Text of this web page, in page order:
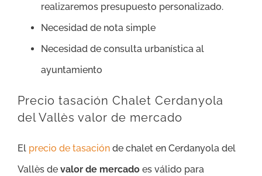
realizaremos presupuesto personalizado.
Necesidad de nota simple
Necesidad de consulta urbanística al
ayuntamiento
Precio tasación Chalet Cerdanyola
del Vallès valor de mercado
El precio de tasación de chalet en Cerdanyola del
Vallès de valor de mercado es válido para